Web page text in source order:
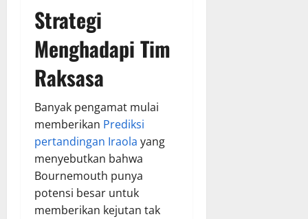
Strategi
Menghadapi Tim
Raksasa
Banyak pengamat mulai
memberikan Prediksi
pertandingan Iraola yang
menyebutkan bahwa
Bournemouth punya
potensi besar untuk
memberikan kejutan tak